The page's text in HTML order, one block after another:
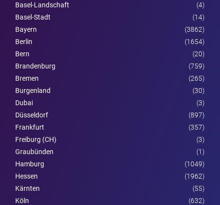
Basel-Landschaft
(4)
Basel-Stadt
(14)
Bayern
(3862)
Berlin
(1654)
Bern
(20)
Brandenburg
(759)
Bremen
(265)
Burgen­land
(30)
Dubai
(3)
Düsseldorf
(897)
Frankfurt
(357)
Freiburg (CH)
(3)
Graubünden
(1)
Hamburg
(1049)
Hessen
(1962)
Kärnten
(55)
Köln
(632)